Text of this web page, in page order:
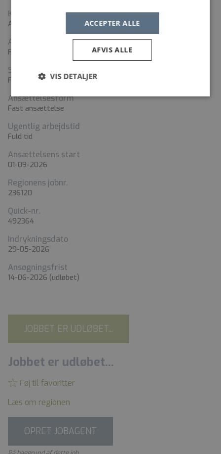
Kontaktperson
Anne-Grethe Borch Lauridsen
Adresse
Finsensgade 35, 6700 Esbjerg
Stillingstyper
Fysioterapeut
Ansættelsesform
Fast ansættelse
Ugentlig arbejdstid
Fuld tid
Ansættelsens start
01-09-2026
Regionens jobnr.
236120
Quick-nr.
492364
Indrykningsdato
29-05-2026
Ansøgningsfrist
14-06-2026 (udløbet)
JOBBET ER UDLØBET...
Jobbet er udløbet...
Føj til favoritter
Læs om regionen
OPRET JOBAGENT
ACCEPTER ALLE
AFVIS ALLE
VIS DETALJER